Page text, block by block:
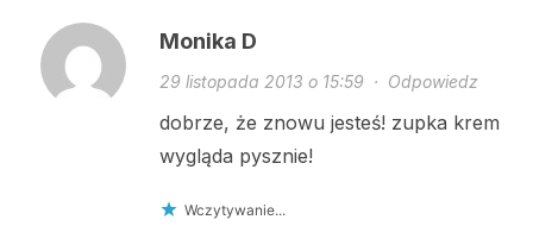
Monika D
29 listopada 2013 o 15:59 · Odpowiedz
dobrze, że znowu jesteś! zupka krem
wygląda pysznie!
Wczytywanie...